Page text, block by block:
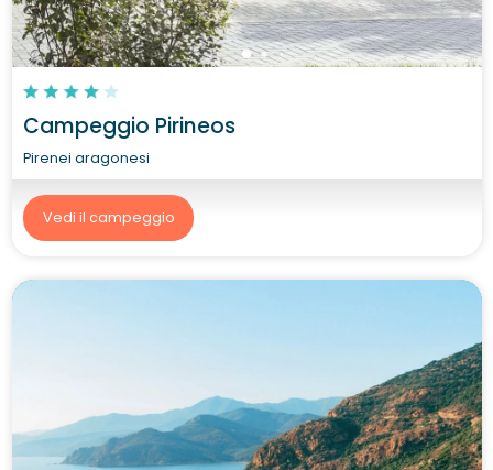
Campeggio Pirineos
Pirenei aragonesi
Vedi il campeggio